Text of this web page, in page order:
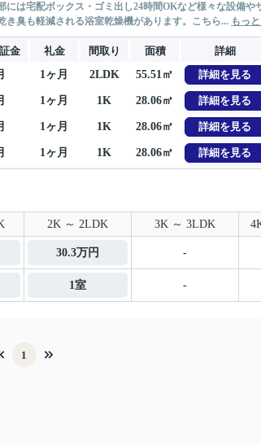
は宅配ボックス・ゴミ出し24時間OKなど様々な設備や
臭も軽減される浴室乾燥機があります。こちら... もっ
金 礼金 間取り 面積 詳細
1ヶ月 2LDK 55.51㎡ 詳細を見る
1ヶ月 1K 28.06㎡ 詳細を見る
1ヶ月 1K 28.06㎡ 詳細を見る
1ヶ月 1K 28.06㎡ 詳細を見る
2K ～ 2LDK 3K ～ 3LDK
30.3万円 -
1室 -
1